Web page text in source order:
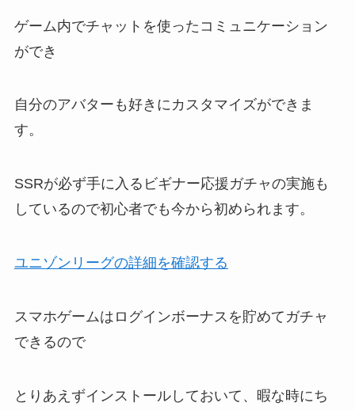
ゲーム内でチャットを使ったコミュニケーション
ができ
自分のアバターも好きにカスタマイズができま
す。
SSRが必ず手に入るビギナー応援ガチャの実施も
しているので初心者でも今から初められます。
ユニゾンリーグの詳細を確認する
スマホゲームはログインボーナスを貯めてガチャ
できるので
とりあえずインストールしておいて、暇な時にち